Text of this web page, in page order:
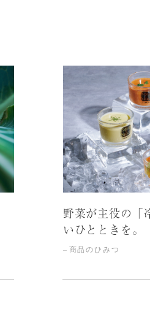
野菜が主役の「
いひとときを。
商品のひみつ